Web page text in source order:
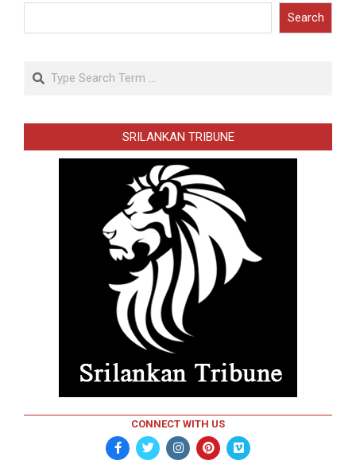
Search
Search
SRILANKAN TRIBUNE
CONNECT WITH US